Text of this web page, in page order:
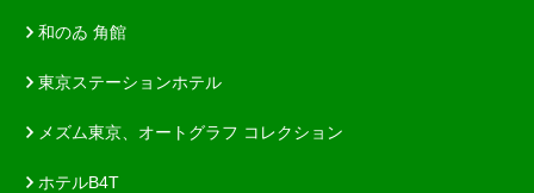
和のゐ 角館
東京ステーションホテル
メズム東京、オートグラフ コレクション
ホテルB4T